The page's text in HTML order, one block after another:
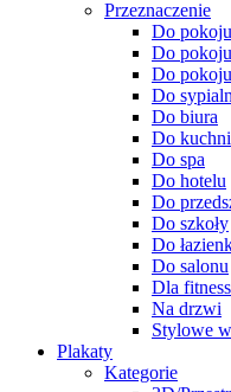
Przeznaczenie
Do pokoju
Do pokoju
Do
Do
Do biura
Do kuchni
Do spa
Do hotelu
Do
Do szkoły
Do
Do salonu
Dla
Na drzwi
Stylowe
Plakaty
Kategorie